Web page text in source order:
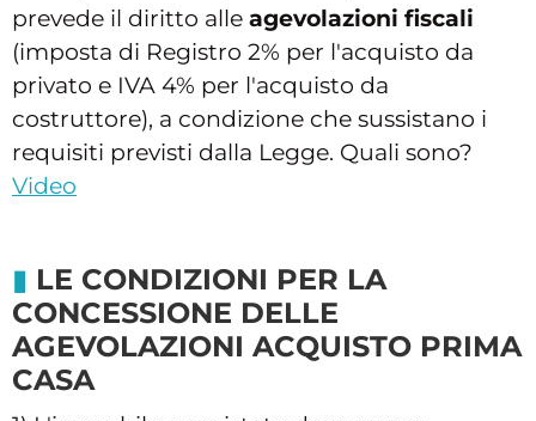
prevede il diritto alle agevolazioni fiscali
(imposta di Registro 2% per l'acquisto da
privato e IVA 4% per l'acquisto da
costruttore), a condizione che sussistano i
requisiti previsti dalla Legge. Quali sono?
Video
LE CONDIZIONI PER LA
CONCESSIONE DELLE
AGEVOLAZIONI ACQUISTO PRIMA
CASA